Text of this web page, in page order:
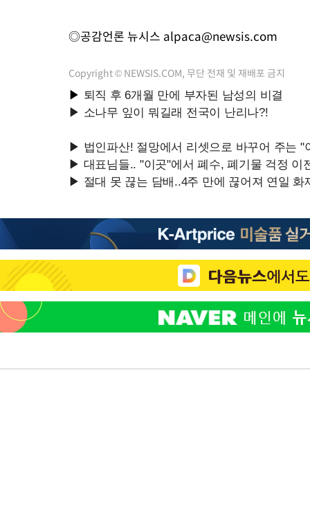
◎공감언론 뉴시스 alpaca@newsis.com
Copyright © NEWSIS.COM, 무단 전재 및 재배포 금지